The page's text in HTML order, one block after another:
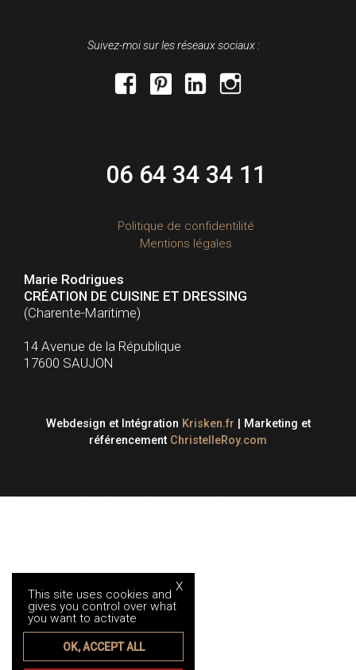
Suivez-moi sur les réseaux sociaux :
facebookpinterestlinkedininstagram
Marie Rodrigues
CRÉATION DE CUISINE ET DRESSING
(Charente-Maritime)
14 Avenue de la République
17600 SAUJON
06 64 34 34 11
Politique de confidentilité
Mentions légales
Webdesign et Intégration Krisken.fr | Marketing et
référencement ChristelleRoy.com
X
This site uses cookies and
gives you control over what
you want to activate
OK, ACCEPT ALL